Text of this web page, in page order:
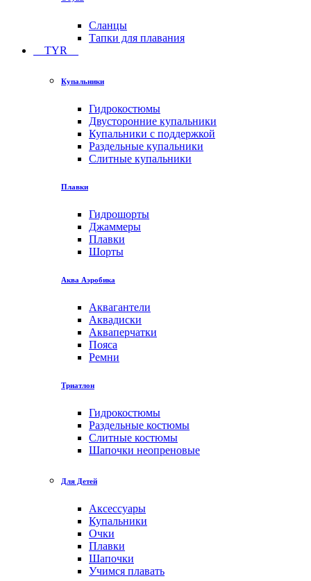
Сланцы
Тапки для плавания
TYR
Купальники
Гидрокостюмы
Двусторонние купальники
Купальники с поддержкой
Раздельные купальники
Слитные купальники
Плавки
Гидрошорты
Джаммеры
Плавки
Шорты
Аква Аэробика
Аквагантели
Аквадиски
Акваперчатки
Пояса
Ремни
Триатлон
Гидрокостюмы
Раздельные костюмы
Слитные костюмы
Шапочки неопреновые
Для Детей
Аксессуары
Купальники
Очки
Плавки
Шапочки
Учимся плавать